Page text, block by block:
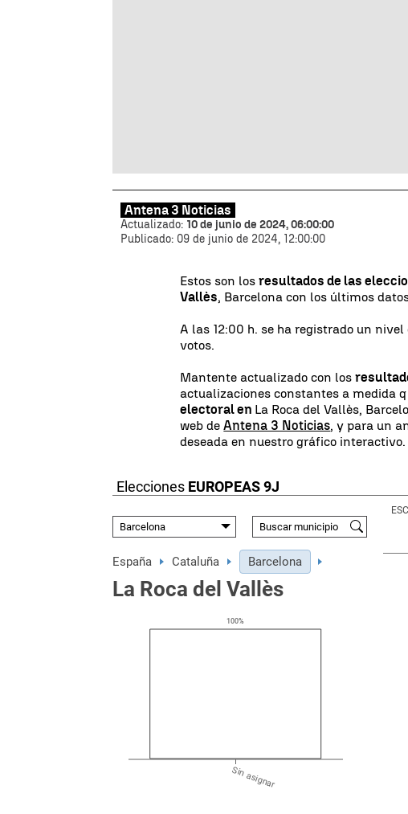
Antena 3 Noticias
Actualizado: 10 de junio de 2024, 06:00:00
Publicado: 09 de junio de 2024, 12:00:00
Estos son losresultados de las
Vallès, Barcelona con los últimos
A las 12:00 h. se ha registrado un
votos.
Mantente actualizado con los
actualizaciones constantes a medida
electoral en La Roca del Vallès,
web deAntena 3 Noticias, y para un
deseada en nuestro gráfico interactivo.
Elecciones EUROPEAS 9J
España Cataluña Barcelona
La Roca del Vallès
Sin asignar
100%